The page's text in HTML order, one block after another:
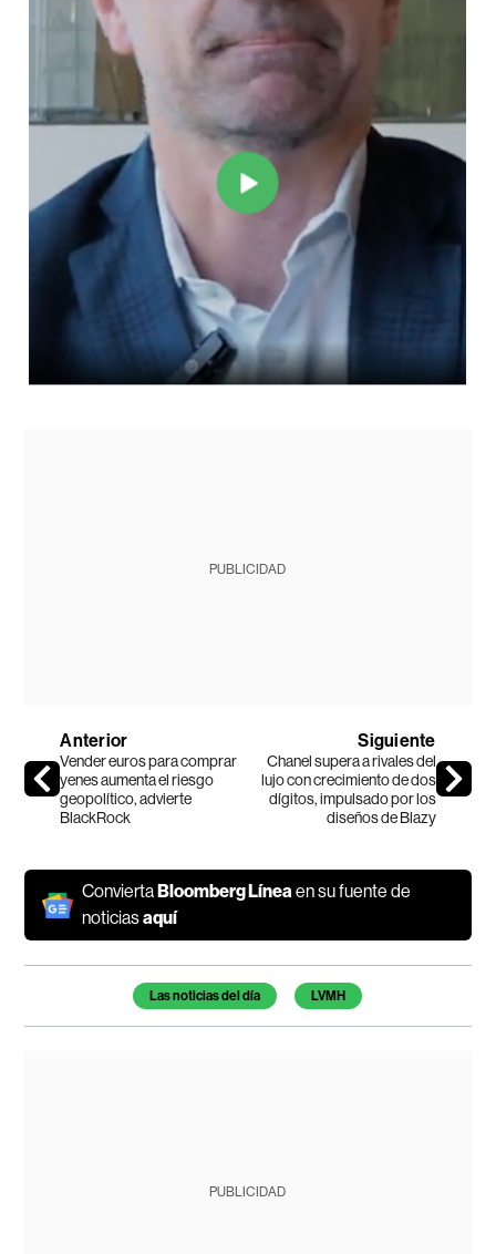
PUBLICIDAD
Anterior
Vender euros para comprar
yenes aumenta el riesgo
geopolítico, advierte
BlackRock
Siguiente
Chanel supera a rivales del
lujo con crecimiento de dos
dígitos, impulsado por los
diseños de Blazy
Convierta Bloomberg Líneaen su fuente de
noticiasaquí
Temas de este artículo
Las noticias del día LVMH
PUBLICIDAD